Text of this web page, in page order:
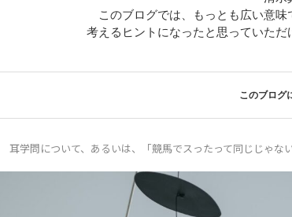
このブログでは、もっとも広い意
考えるヒントになったと思っていただ
このブログ
耳学問について、あるいは、「競馬でスったって同じじゃな